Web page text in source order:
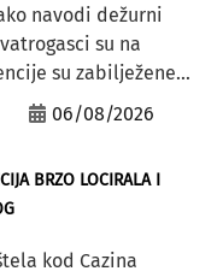
navodi dežurni
su na
su zabilježene...
06/08/2026
BRZO LOCIRALA I
kod Cazina